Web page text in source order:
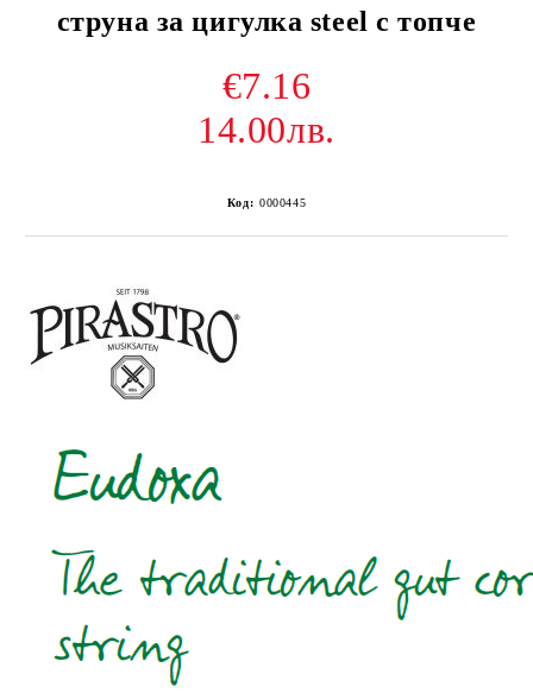
струна за цигулка steel с топче
€7.16
14.00лв.
Код: 0000445